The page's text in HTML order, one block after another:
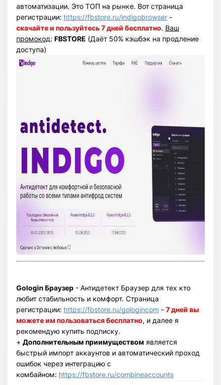
автоматизации. Это ТОП на рынке. Вот страница
регистрации: https://fbstore.ru/indigobrowser -
скачайте и пользуйтесь 7 дней бесплатно. Ваш
промокод: FBSTORE (Даёт 50% кэшбэк на продление
доступа)
Gologin Браузер - Антидетект Браузер для тех кто
любит стабильность и комфорт. Страница
регистрации: https://fbstore.ru/gologincom - 7 дней вы
можете им пользоваться бесплатно, и далее я
рекомендую купить подписку.
+ Дополнительным приимуществом является
быстрый импорт аккаунтов и автоматический проход
ошибок через интеграцию с
комбайном: https://fbstore.ru/combineaccounts